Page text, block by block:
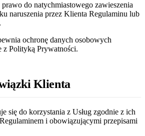
prawo do natychmiastowego zawieszenia
naruszenia przez Klienta Regulaminu lub
ochronę danych osobowych
Polityką Prywatności.
Klienta
się do korzystania z Usług zgodnie z ich
i obowiązującymi przepisami